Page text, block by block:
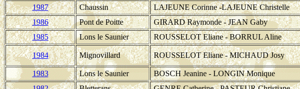
1987
Chaussin LAJEUNE Corinne -LAJEUNE Christelle
1986
Pont de Poitte GIRARD Raymonde - JEAN Gaby
1985
Lons le Saunier ROUSSELOT Eliane - BORRUL Aline
1984 Mignovillard ROUSSELOT Eliane - MICHAUD Josy
1983
Lons le Saunier BOSCH Jeanine - LONGIN Monique